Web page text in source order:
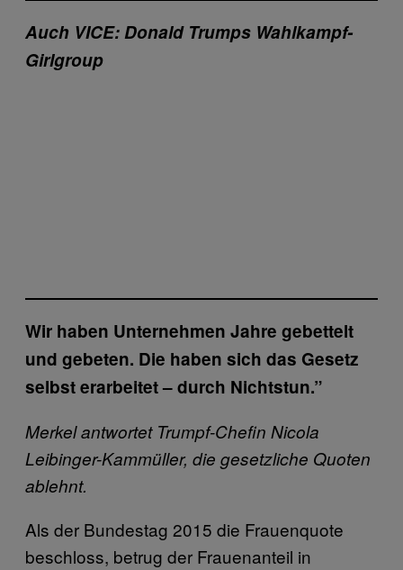
Auch VICE: Donald Trumps Wahlkampf-
Girlgroup
Wir haben Unternehmen Jahre gebettelt
und gebeten. Die haben sich das Gesetz
selbst erarbeitet – durch Nichtstun.”
Merkel antwortet Trumpf-Chefin Nicola
Leibinger-Kammüller, die gesetzliche Quoten
ablehnt.
Als der Bundestag 2015 die Frauenquote
beschloss, betrug der Frauenanteil in